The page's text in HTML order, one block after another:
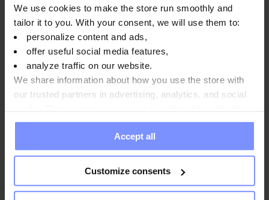
We use cookies to make the store run smoothly and
tailor it to you. With your consent, we will use them to:
personalize content and ads,
offer useful social media features,
analyze traffic on our website.
We share information about how you use the store with
our trusted partners in advertising, analytics, and social
information you have provided to them or that they have
collected when you use their services. Do you agree?
Accept all
Customize consents
Istruzioni per l'uso
Parametri